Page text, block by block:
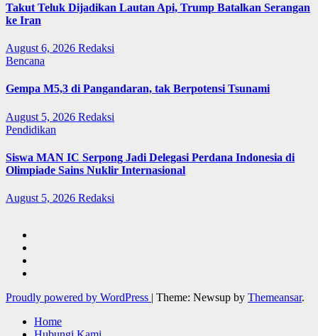
Takut Teluk Dijadikan Lautan Api, Trump Batalkan Serangan
ke Iran
August 6, 2026 Redaksi
Bencana
Gempa M5,3 di Pangandaran, tak Berpotensi Tsunami
August 5, 2026 Redaksi
Pendidikan
Siswa MAN IC Serpong Jadi Delegasi Perdana Indonesia di
Olimpiade Sains Nuklir Internasional
August 5, 2026 Redaksi
Proudly powered by WordPress | Theme: Newsup by Themeansar.
Home